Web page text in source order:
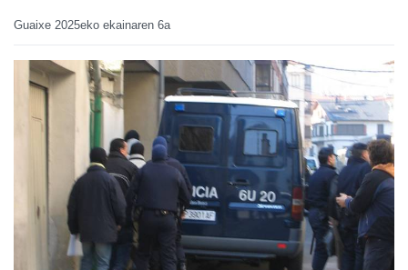
Guaixe 2025eko ekainaren 6a